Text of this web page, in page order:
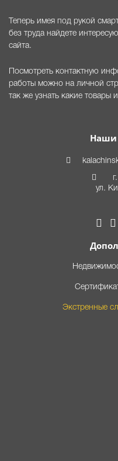
Теперь имея под рукой
без труда найдете
сайта.
Посмотреть контактную
работы можно на личной
так же узнать какие товары
Наши
г.
ул.
Экстренные